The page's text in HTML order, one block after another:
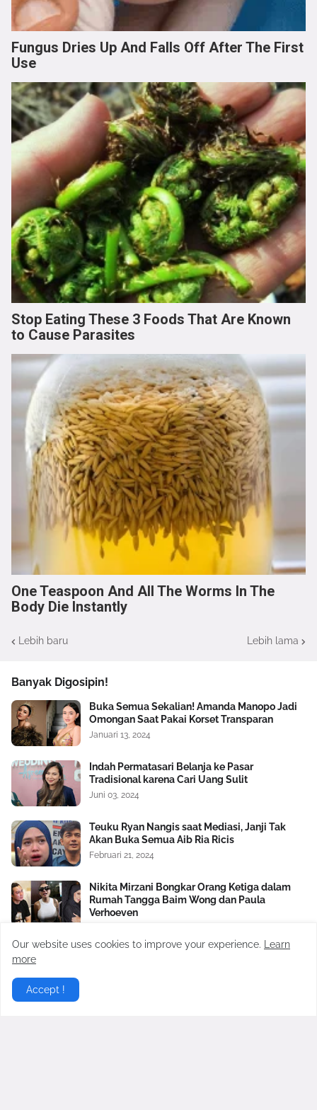
Fungus Dries Up And Falls Off After The First
Use
Stop Eating These 3 Foods That Are Known
to Cause Parasites
One Teaspoon And All The Worms In The
Body Die Instantly
Lebih baru Lebih lama
Banyak Digosipin!
Buka Semua Sekalian! Amanda Manopo Jadi
Omongan Saat Pakai Korset Transparan
Januari 13, 2024
Indah Permatasari Belanja ke Pasar
Tradisional karena Cari Uang Sulit
Juni 03, 2024
Teuku Ryan Nangis saat Mediasi, Janji Tak
Akan Buka Semua Aib Ria Ricis
Februari 21, 2024
Nikita Mirzani Bongkar Orang Ketiga dalam
Rumah Tangga Baim Wong dan Paula
Verhoeven
Our website uses cookies to improve your experience.
Learn
more
Accept !